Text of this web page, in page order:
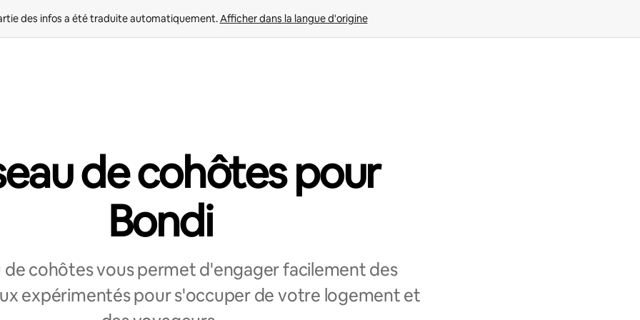
des infos a été traduite automatiquement. Afficher dans la langue d'origine
de cohôtes pour
Bondi
de cohôtes vous permet d'engager facilement des
expérimentés pour s'occuper de votre logement et